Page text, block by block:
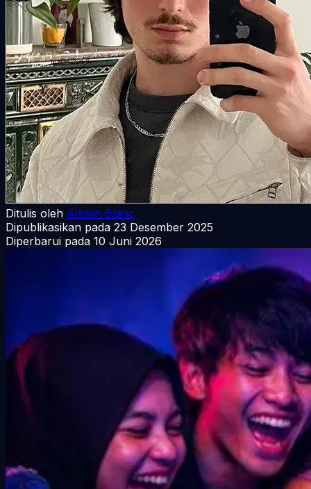
Ditulis oleh Adrien Blanc
Dipublikasikan pada 23 Desember 2025
Diperbarui pada 10 Juni 2026